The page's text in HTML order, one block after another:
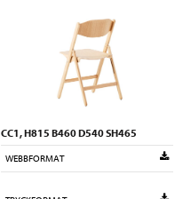
CC1, H815 B460 D540 SH465
WEBBFORMAT